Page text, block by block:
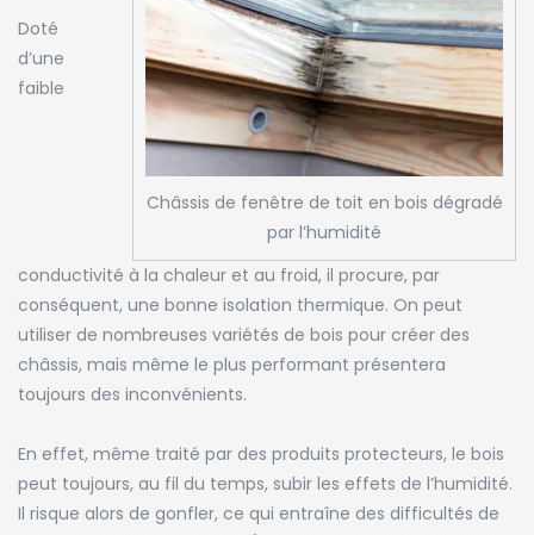
Châssis de fenêtre de toit en bois dégradé
par l’humidité
Doté
d’une
faible
conductivité à la chaleur et au froid, il procure, par
conséquent, une bonne isolation thermique. On peut
utiliser de nombreuses variétés de bois pour créer des
châssis, mais même le plus performant présentera
toujours des inconvénients.
En effet, même traité par des produits protecteurs, le bois
peut toujours, au fil du temps, subir les effets de l’humidité.
Il risque alors de gonfler, ce qui entraîne des difficultés de